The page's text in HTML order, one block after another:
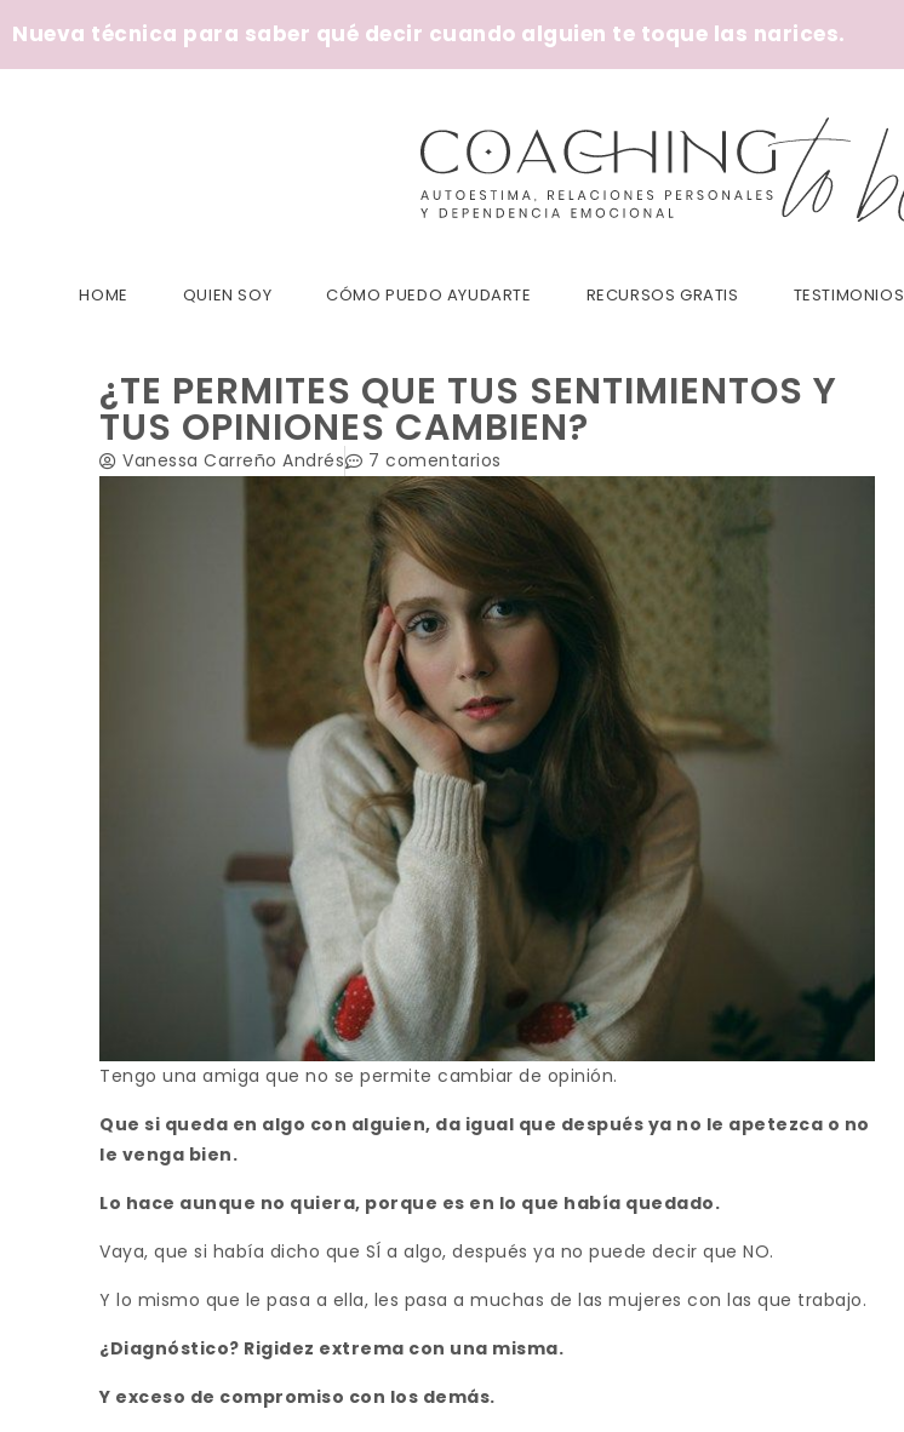
Nueva técnica para saber qué decir cuando alguien te toque las narices.
HOME QUIEN SOY CÓMO PUEDO AYUDARTE RECURSOS GRATIS TESTIMONIOS
¿TE PERMITES QUE TUS SENTIMIENTOS Y
TUS OPINIONES CAMBIEN?
Vanessa Carreño Andrés 7 comentarios
Tengo una amiga que no se permite cambiar de opinión.
Que si queda en algo con alguien, da igual que después ya no le apetezca o no
le venga bien.
Lo hace aunque no quiera, porque es en lo que había quedado.
Vaya, que si había dicho que SÍ a algo, después ya no puede decir que NO.
Y lo mismo que le pasa a ella, les pasa a muchas de las mujeres con las que trabajo.
¿Diagnóstico? Rigidez extrema con una misma.
Y exceso de compromiso con los demás.